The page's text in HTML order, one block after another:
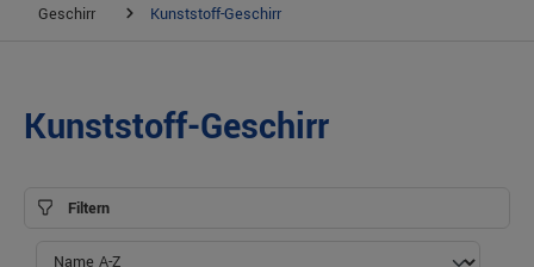
Geschirr Kunststoff-Geschirr
Kunststoff-Geschirr
Filtern